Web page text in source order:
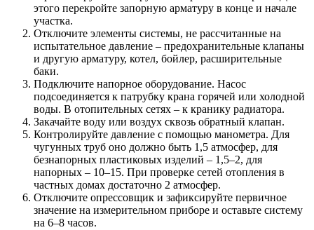
этого перекройте запорную арматуру в конце и начале
участка.
Отключите элементы системы, не рассчитанные на
испытательное давление – предохранительные клапаны
и другую арматуру, котел, бойлер, расширительные
баки.
Подключите напорное оборудование. Насос
подсоединяется к патрубку крана горячей или холодной
воды. В отопительных сетях – к кранику радиатора.
Закачайте воду или воздух сквозь обратный клапан.
Контролируйте давление с помощью манометра. Для
чугунных труб оно должно быть 1,5 атмосфер, для
безнапорных пластиковых изделий – 1,5–2, для
напорных – 10–15. При проверке сетей отопления в
частных домах достаточно 2 атмосфер.
Отключите опрессовщик и зафиксируйте первичное
значение на измерительном приборе и оставьте систему
на 6–8 часов.